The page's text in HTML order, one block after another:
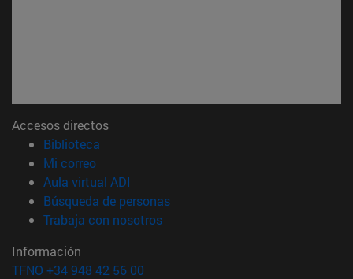
Accesos directos
Biblioteca
Mi correo(abre en nueva ventana)
Aula virtual ADI
Búsqueda de personas(abre en nueva ventana)
Trabaja con nosotros(abre en nueva ventana)
Información
TFNO +34 948 42 56 00